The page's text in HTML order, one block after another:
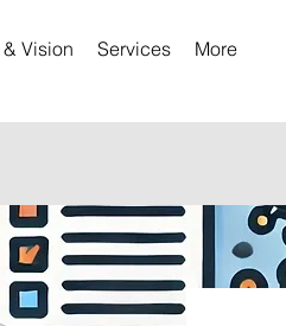
Vision Services More